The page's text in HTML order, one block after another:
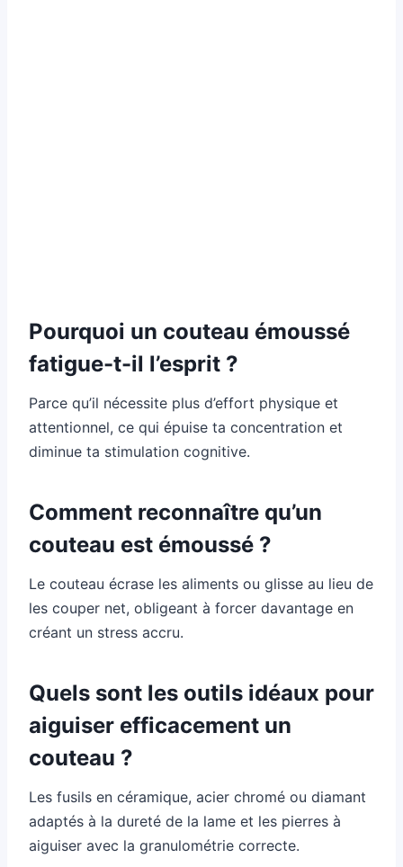
Pourquoi un couteau émoussé
fatigue-t-il l’esprit ?
Parce qu’il nécessite plus d’effort physique et
attentionnel, ce qui épuise ta concentration et
diminue ta stimulation cognitive.
Comment reconnaître qu’un
couteau est émoussé ?
Le couteau écrase les aliments ou glisse au lieu de
les couper net, obligeant à forcer davantage en
créant un stress accru.
Quels sont les outils idéaux pour
aiguiser efficacement un
couteau ?
Les fusils en céramique, acier chromé ou diamant
adaptés à la dureté de la lame et les pierres à
aiguiser avec la granulométrie correcte.